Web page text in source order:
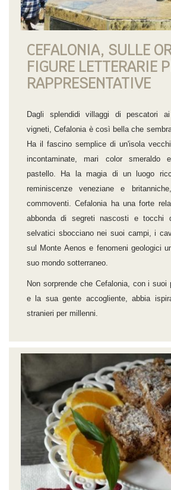
CEFALONIA, SULLE
FIGURE LETTERARIE
RAPPRESENTATIVE
Dagli splendidi villaggi di pescatori
vigneti, Cefalonia è così bella che
Ha il fascino semplice di un'isola
incontaminate, mari color smeraldo
pastello. Ha la magia di un luogo
reminiscenze veneziane e
commoventi. Cefalonia ha una forte
abbonda di segreti nascosti e tocchi
selvatici sbocciano nei suoi campi, i
sul Monte Aenos e fenomeni geologici
suo mondo sotterraneo.
Non sorprende che Cefalonia, con i suoi
e la sua gente accogliente, abbia
stranieri per millenni.